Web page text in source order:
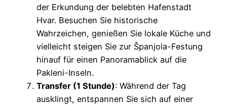
der Erkundung der belebten Hafenstadt
Hvar. Besuchen Sie historische
Wahrzeichen, genießen Sie lokale Küche und
vielleicht steigen Sie zur Španjola-Festung
hinauf für einen Panoramablick auf die
Pakleni-Inseln.
Transfer (1 Stunde): Während der Tag
ausklingt, entspannen Sie sich auf einer